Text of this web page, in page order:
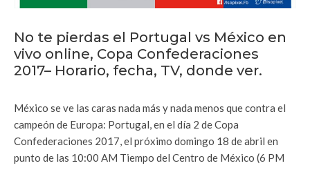
No te pierdas el Portugal vs México en
vivo online, Copa Confederaciones
2017– Horario, fecha, TV, donde ver.
México se ve las caras nada más y nada menos que contra el
campeón de Europa: Portugal, en el día 2 de Copa
Confederaciones 2017, el próximo domingo 18 de abril en
punto de las 10:00 AM Tiempo del Centro de México (6 PM